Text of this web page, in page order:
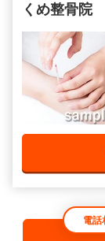
くめ整骨院
電